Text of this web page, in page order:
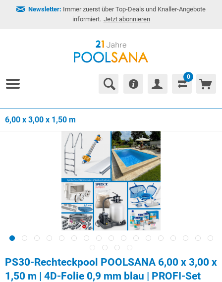
Newsletter: Immer zuerst über Top-Deals und Knaller-Angebote
informiert. Jetzt abonnieren
0
6,00 x 3,00 x 1,50 m
PS30-Rechteckpool POOLSANA 6,00 x 3,00 x
1,50 m | 4D-Folie 0,9 mm blau | PROFI-Set